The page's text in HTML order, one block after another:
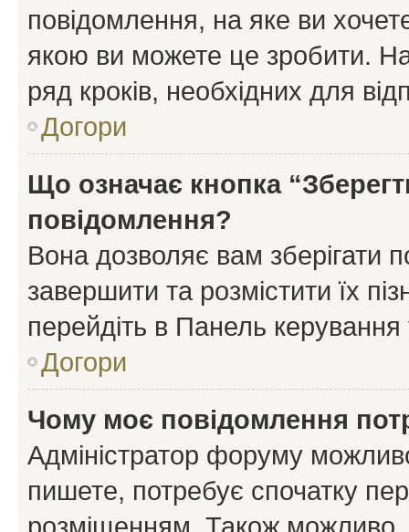
повідомлення, на яке ви
якою ви можете це зробити.
ряд кроків, необхідних для
Догори
Що означає кнопка
повідомлення?
Вона дозволяє вам зберігати
завершити та розмістити їх
перейдіть в Панель керування
Догори
Чому моє повідомлення
Адміністратор форуму
пишете, потребує спочатку